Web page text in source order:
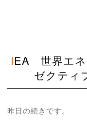
IEA 世界エネルギー見通し2022 エグ
ゼクティ
昨日の続きです。